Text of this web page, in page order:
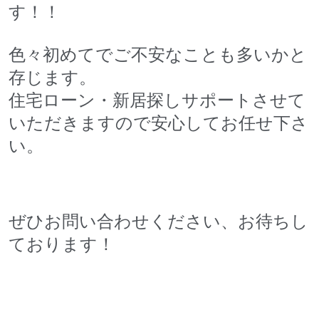
す！！
色々初めてでご不安なことも多いかと
存じます。
住宅ローン・新居探しサポートさせて
いただきますので安心してお任せ下さ
い。
ぜひお問い合わせください、お待ちし
ております！